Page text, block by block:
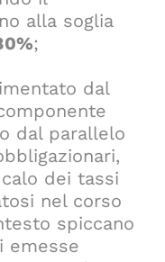
alla soglia
;
dal
dal parallelo
dei tassi
nel corso
spiccano
emesse